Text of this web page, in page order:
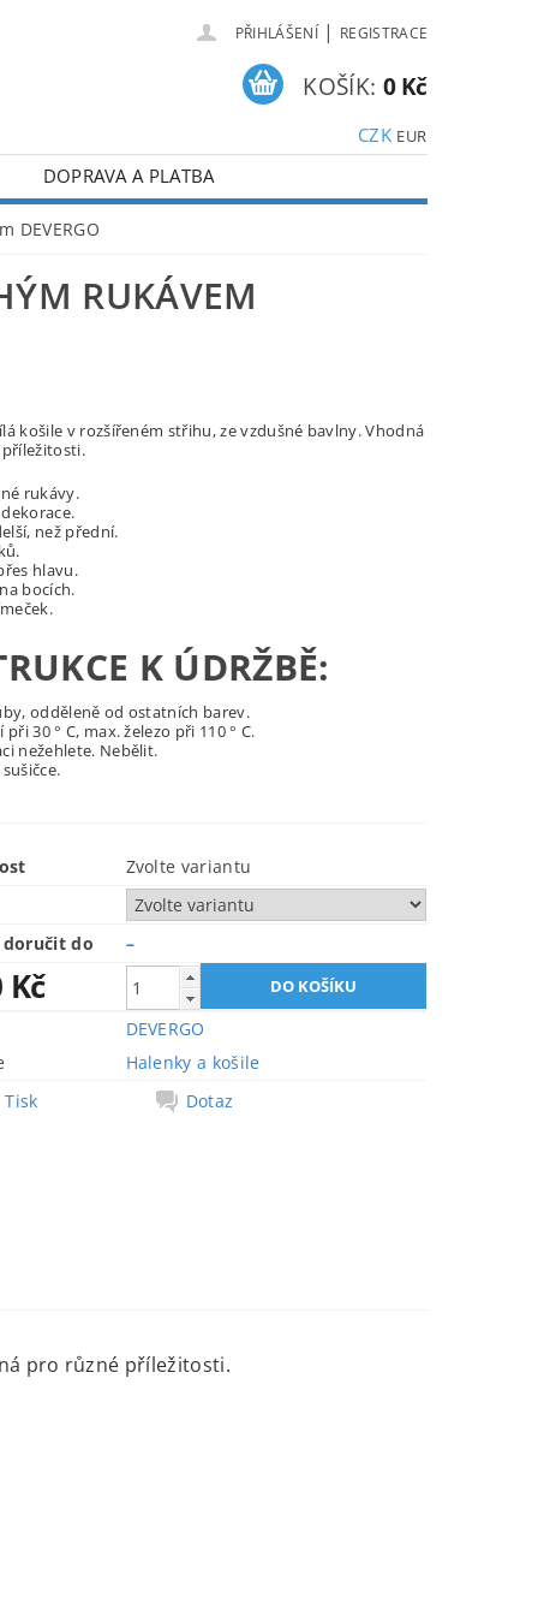
PŘIHLÁŠENÍ | REGISTRACE
CZK EUR
KOŠÍK: 0 Kč
DOPRAVA A PLATBA
DEVERGO
RUKÁVEM
košile v rozšířeném střihu, ze vzdušné bavlny. Vhodná
rukávy.
než přední.
hlavu.
bocích.
K ÚDRŽBĚ:
odděleně od ostatních barev.
30 ° C, max. železo při 110 ° C.
nežehlete. Nebělit.
Zvolte variantu
doručit do –
Kč
DEVERGO
Halenky a košile
Tisk
Dotaz
pro různé příležitosti.